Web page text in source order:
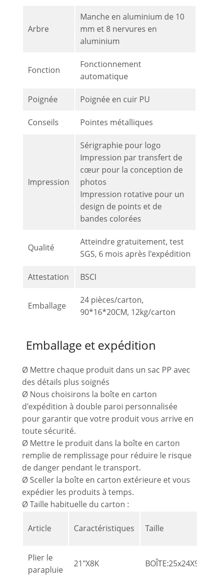
Arbre
Manche en aluminium de 10
mm et 8 nervures en
aluminium
Fonction
Fonctionnement
automatique
Poignée Poignée en cuir PU
Conseils Pointes métalliques
Impression
Sérigraphie pour logo
Impression par transfert de
cœur pour la conception de
photos
Impression rotative pour un
design de points et de
bandes colorées
Qualité
Atteindre gratuitement, test
SGS, 6 mois après l'expédition
Attestation BSCI
Emballage
24 pièces/carton,
90*16*20CM, 12kg/carton
Emballage et expédition
Ø Mettre chaque produit dans un sac PP avec
des détails plus soignés
Ø Nous choisirons la boîte en carton
d'expédition à double paroi personnalisée
pour garantir que votre produit vous arrive en
toute sécurité.
Ø Mettre le produit dans la boîte en carton
remplie de remplissage pour réduire le risque
de danger pendant le transport.
Ø Sceller la boîte en carton extérieure et vous
expédier les produits à temps.
Ø Taille habituelle du carton :
Article Caractéristiques Taille
Plier le
parapluie
21"X8K